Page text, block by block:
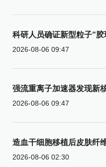
科研人员确证新型粒子“胶
2026-08-06 09:47
强流重离子加速器发现新
2026-08-06 09:47
造血干细胞移植后皮肤纤
2026-08-06 02:30